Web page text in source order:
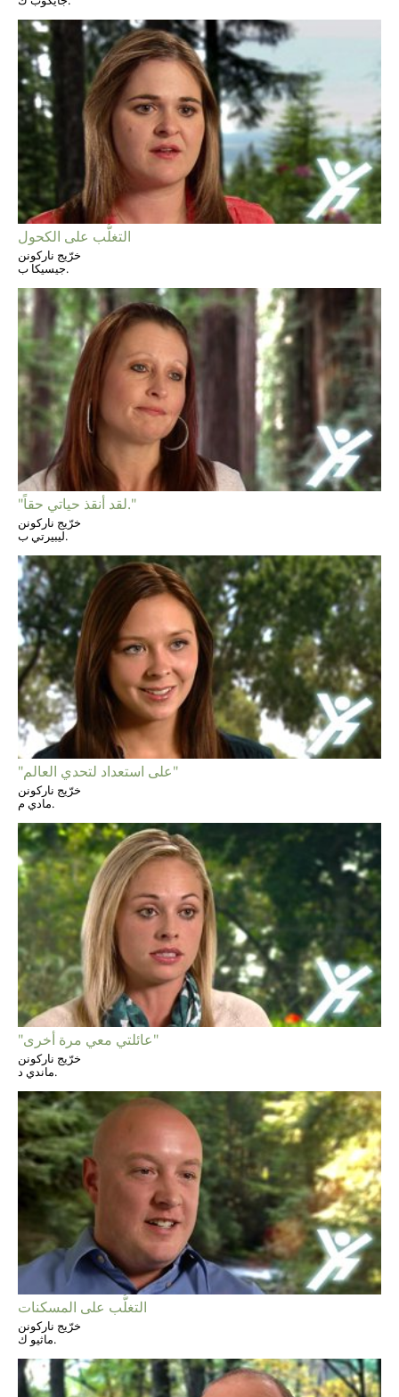
التغلُّب على الكحول
خرّيج ناركونن
جيسيكا ب.
"لقد أنقذ حياتي حقاً."
خرّيج ناركونن
ليبيرتي ب.
"على استعداد لتحدي العالم"
خرّيج ناركونن
مادي م.
"عائلتي معي مرة أخرى"
خرّيج ناركونن
ماندي د.
التغلُّب على المسكنات
خرّيج ناركونن
ماثيو ك.